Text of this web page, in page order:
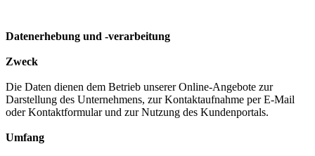
Datenerhebung und -verarbeitung
Zweck
Die Daten dienen dem Betrieb unserer Online-Angebote zur
Darstellung des Unternehmens, zur Kontaktaufnahme per E-Mail
oder Kontaktformular und zur Nutzung des Kundenportals.
Umfang